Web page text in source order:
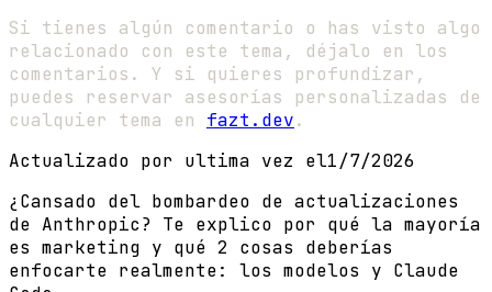
Si tienes algún comentario o has visto algo
relacionado con este tema, déjalo en los
comentarios. Y si quieres profundizar,
puedes reservar asesorías personalizadas de
cualquier tema en fazt.dev.
Actualizado por ultima vez el1/7/2026
¿Cansado del bombardeo de actualizaciones
de Anthropic? Te explico por qué la mayoría
es marketing y qué 2 cosas deberías
enfocarte realmente: los modelos y Claude